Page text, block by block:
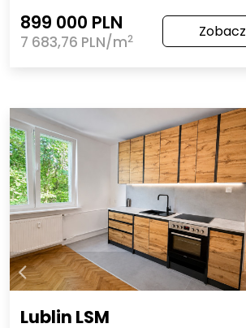
899 000 PLN
7 683,76 PLN/m2 Zobacz
Lublin LSM